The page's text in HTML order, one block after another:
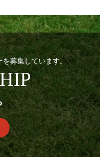
を募集しています。